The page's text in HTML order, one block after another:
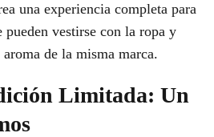
una experiencia completa para
pueden vestirse con la ropa y
de la misma marca.
Limitada: Un